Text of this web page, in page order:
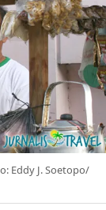
Eddy J. Soetopo/